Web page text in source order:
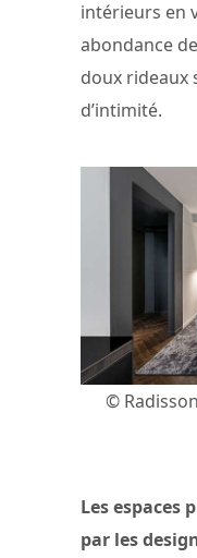
intérieurs en
abondance
doux rideaux
d’intimité.
©
Les espaces
par les